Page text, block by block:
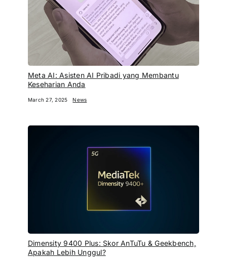
Meta AI: Asisten AI Pribadi yang Membantu
Keseharian Anda
March 27, 2025 News
Dimensity 9400 Plus: Skor AnTuTu & Geekbench,
Apakah Lebih Unggul?